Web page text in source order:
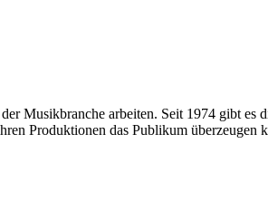
Musikbranche arbeiten. Seit 1974 gibt es
Produktionen das Publikum überzeugen